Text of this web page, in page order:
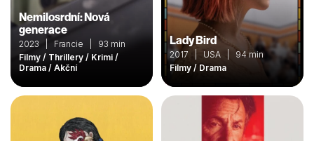
Nemilosrdní: Nová
generace
2023 | Francie | 93 min
Filmy / Thrillery / Krimi /
Drama / Akční
Lady Bird
2017 | USA | 94 min
Filmy / Drama